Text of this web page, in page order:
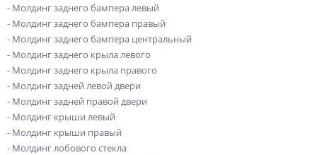
- Молдинг заднего бампера левый
- Молдинг заднего бампера правый
- Молдинг заднего бампера центральный
- Молдинг заднего крыла левого
- Молдинг заднего крыла правого
- Молдинг задней левой двери
- Молдинг задней правой двери
- Молдинг крыши левый
- Молдинг крыши правый
- Молдинг лобового стекла